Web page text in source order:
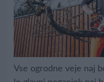
Vse ogrodne veje naj